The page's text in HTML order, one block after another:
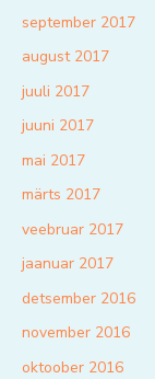
september 2017
august 2017
juuli 2017
juuni 2017
mai 2017
märts 2017
veebruar 2017
jaanuar 2017
detsember 2016
november 2016
oktoober 2016